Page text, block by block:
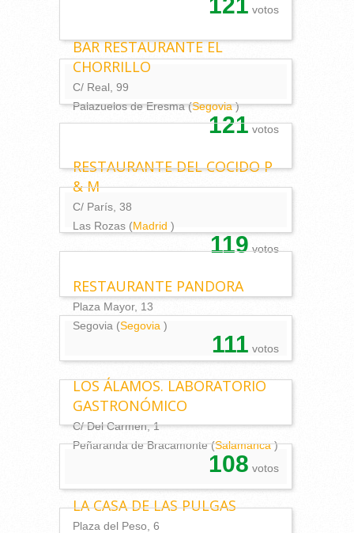
votos
BAR RESTAURANTE EL
CHORRILLO
C/ Real, 99
Palazuelos de Eresma (Segovia )
121 votos
RESTAURANTE DEL COCIDO P
& M
C/ París, 38
Las Rozas (Madrid )
119votos
RESTAURANTE PANDORA
Plaza Mayor, 13
Segovia (Segovia )
111 votos
LOS ÁLAMOS. LABORATORIO
GASTRONÓMICO
C/ Del Carmen, 1
Peñaranda de Bracamonte (Salamanca )
108 votos
LA CASA DE LAS PULGAS
Plaza del Peso, 6